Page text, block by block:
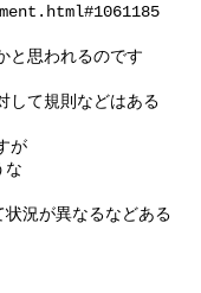
と思われるのです
して規則などはある
が
な
況が異なるなどある